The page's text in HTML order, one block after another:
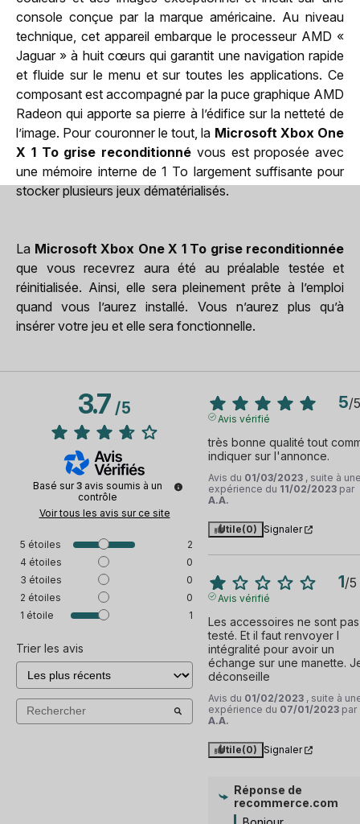
console conçue par la marque américaine. Au niveau
technique, cet appareil embarque le processeur AMD «
Jaguar » à huit cœurs qui garantit une navigation rapide
et fluide sur le menu et sur toutes les applications. Ce
composant est accompagné par la puce graphique AMD
Radeon qui apporte sa pierre à l’édifice sur la netteté de
l’image. Pour couronner le tout, la Microsoft Xbox One
X 1 To grise reconditionné vous est proposée avec
une mémoire interne de 1 To largement suffisante pour
stocker plusieurs jeux dématérialisés.
La Microsoft Xbox One X 1 To grise reconditionnée
que vous recevrez aura été au préalable testée et
réinitialisée. Ainsi, elle sera pleinement prête à l’emploi
quand vous l’aurez installé. Vous n’aurez plus qu’à
insérer votre jeu et elle sera fonctionnelle.
3.7/5
Basé sur3 avis soumis à un
contrôle
Voir tous les avis sur ce site
5 étoiles
2
4 étoiles
0
3 étoiles
0
2 étoiles
0
1 étoile 1
Trier les avis
5/5
Avis vérifié
très bonne qualité tout
indiquer sur l'annonce.
Avis du 01/03/2023 , suite à
expérience du 11/02/2023 par
A.A.
Utile(0) Signaler
1/5
Avis vérifié
Les accessoires ne sont pas
testé. Et il faut renvoyer l
intégralité pour avoir un
échange sur une manette.
déconseille
Avis du 01/02/2023 , suite à
expérience du 07/01/2023 par
A.A.
Utile(0) Signaler
Réponse de
recommerce.com